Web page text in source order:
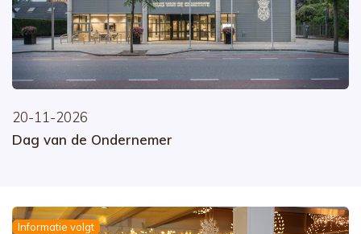
20-11-2026
Dag van de Ondernemer
Informatie volgt